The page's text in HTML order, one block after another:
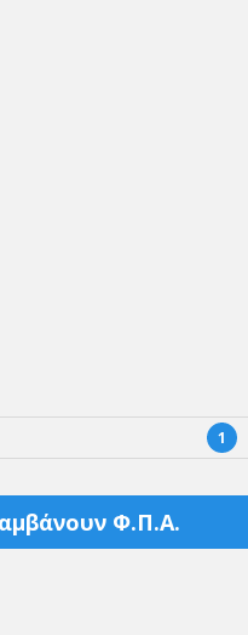
1
Φ.Π.Α.